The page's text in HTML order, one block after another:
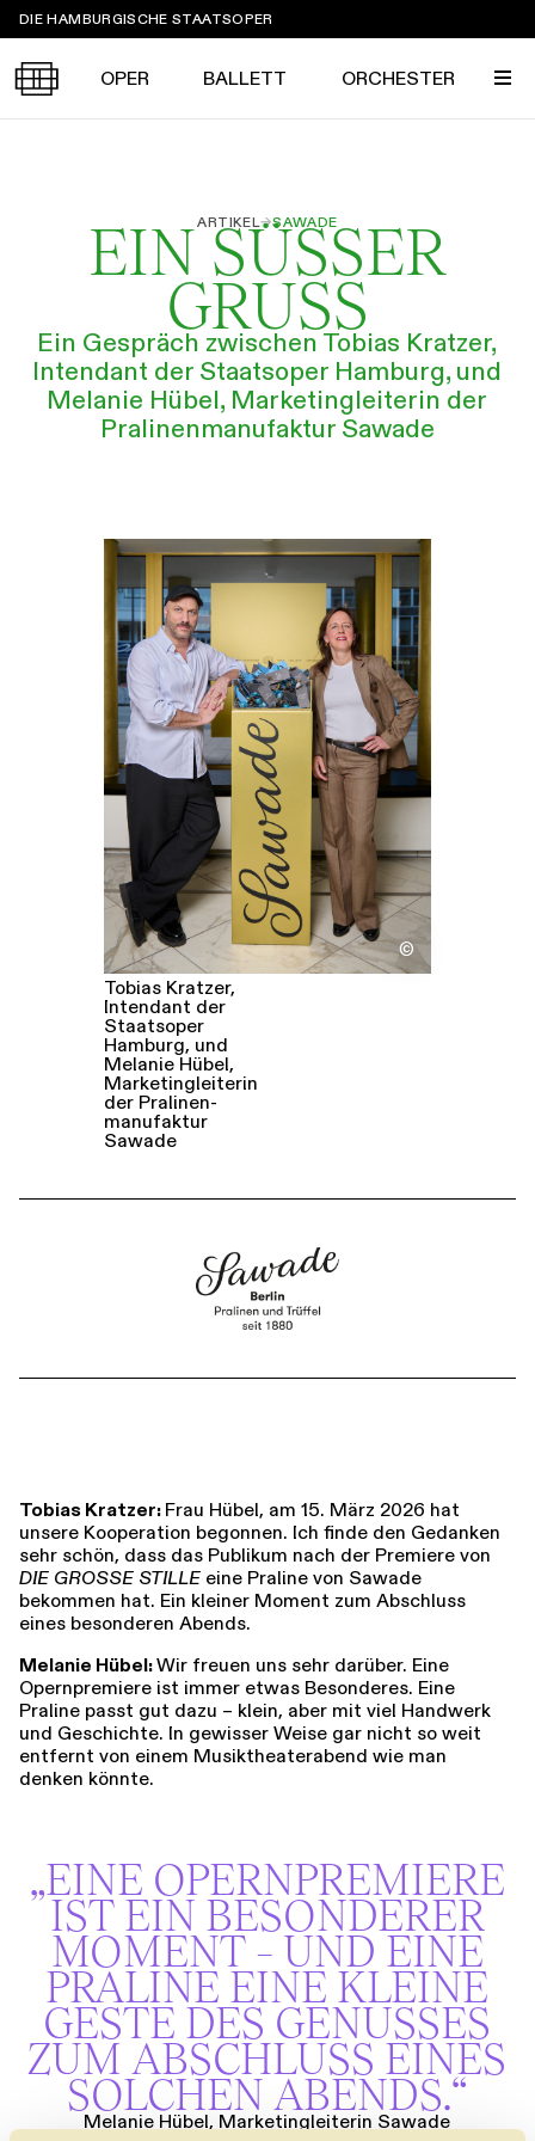
DIE HAMBURGISCHE STAATSOPER
OPER BALLETT ORCHESTER
Suche
Tickets &
Termine
Ihr Besuch
KALENDER
Alle Oper Ballett Konzert
PROGRAMM
Spielzeit 2026/2027 Premieren
ÜBER UNS
SERVICE
Führungen Jobs Kontakt
ARTIKEL→SAWADE
EIN SÜSSER G
RUSS
Ein Gespräch zwischen Tobias Kratzer,
Intendant der Staatsoper Hamburg, und
Melanie Hübel, Marketingleiterin der
Pralinenmanufaktur Sawade
©
Tobias Kratzer,
Intendant der
Staatsoper
Hamburg, und
Melanie Hübel,
Marketing­leiterin
der Pralinen­
manufaktur
Sawade
Tobias Kratzer: Frau Hübel, am 15. März 2026 hat
unsere Kooperation begonnen. Ich finde den Gedanken
sehr schön, dass das Publikum nach der Premiere von
DIE GROSSE STILLE eine Praline von Sawade
bekommen hat. Ein kleiner Moment zum Abschluss
eines besonderen Abends.
Melanie Hübel:Wir freuen uns sehr darüber. Eine
Opernpremiere ist immer etwas Besonderes. Eine
Praline passt gut dazu – klein, aber mit viel Handwerk
und Geschichte. In gewisser Weise gar nicht so weit
entfernt von einem Musiktheaterabend wie man
denken könnte.
„EINE OPERNPREMIERE
IST EIN BESONDERER
MOMENT – UND EINE
PRALINE EINE KLEINE
GESTE DES GENUSSES
ZUM ABSCHLUSS EINES
SOLCHEN ABENDS.“
Melanie Hübel, Marketingleiterin Sawade